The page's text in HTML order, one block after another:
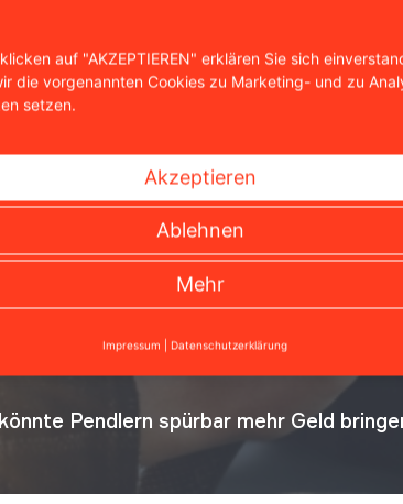
Pendlern spürbar mehr Geld
auf "AKZEPTIEREN" erklären Sie sich
die vorgenannten Cookies zu Marketing- und zu
setzen.
Akzeptieren
Ablehnen
Mehr
Impressum Datenschutzerklärung